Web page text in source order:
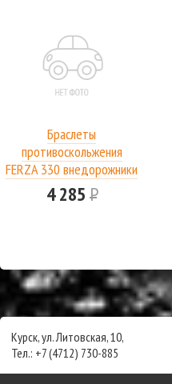
Браслеты
противоскольжения
FERZA 330 внедорожники
4 шт.
4 285Р
Курск, ул. Литовская, 10,
Тел.: +7 (4712) 730-885